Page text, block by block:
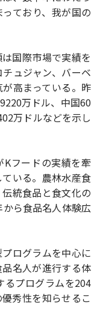
ており、我が国の
国際市場で実績を
ュジャン、バーベ
高まっている。昨
万ドル、中国60
万ドルなどを示し
フードの実績を牽
いる。農林水産食
統食品と食文化の
ら食品名人体験広
ログラムを中心に
名人が進行する体
るプログラムを204
秀性を知らせるこ